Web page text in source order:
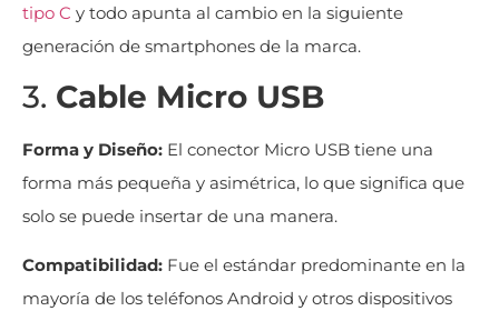
tipo C y todo apunta al cambio en la siguiente
generación de smartphones de la marca.
3. Cable Micro USB
Forma y Diseño: El conector Micro USB tiene una
forma más pequeña y asimétrica, lo que significa que
solo se puede insertar de una manera.
Compatibilidad: Fue el estándar predominante en la
mayoría de los teléfonos Android y otros dispositivos